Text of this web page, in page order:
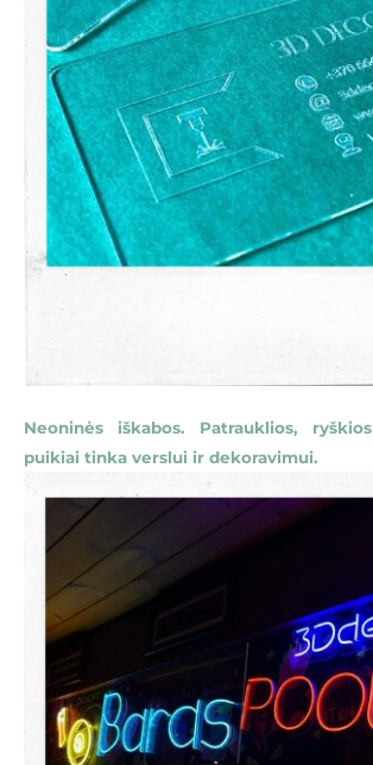
Neoninės iškabos. Patrauklios,
puikiai tinka verslui ir dekoravimui.